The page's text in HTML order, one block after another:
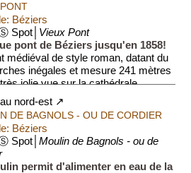
Béziers
Spot│ Vieux Pont
pont de Béziers jusqu'en 1858!
médiéval de style roman, datant du
inégales et mesure 241 mètres
jolie vue sur la cathédrale.
nord-est ↗
DE BAGNOLS - OU DE CORDIER
Béziers
Spot│Moulin de Bagnols - ou de
permit d'alimenter en eau de la